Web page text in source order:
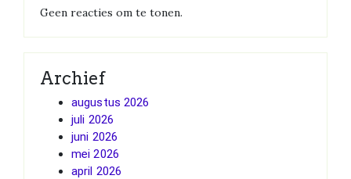
Geen reacties om te tonen.
Archief
augustus 2026
juli 2026
juni 2026
mei 2026
april 2026